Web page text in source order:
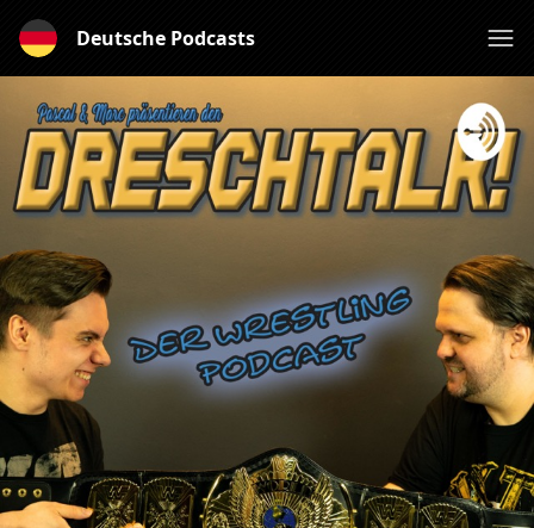
Deutsche Podcasts